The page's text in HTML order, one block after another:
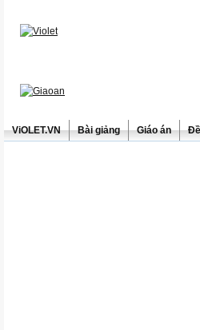
ViOLET.VN Bài giảng Giáo án